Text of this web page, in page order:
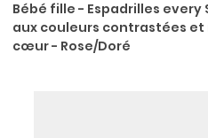
Bébé fille - Espadrilles every
aux couleurs contrastées
cœur - Rose/Doré